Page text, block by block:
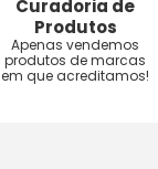
Curadoria de
Produtos
Apenas vendemos
produtos de marcas
em que acreditamos!